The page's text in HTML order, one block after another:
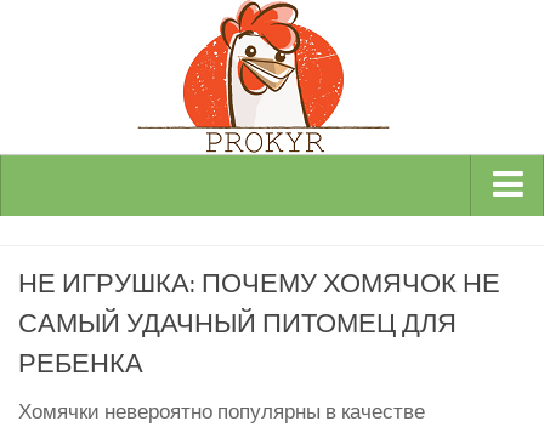
Декоративные
Мясные
НЕ ИГРУШКА: ПОЧЕМУ ХОМЯЧОК НЕ
САМЫЙ УДАЧНЫЙ ПИТОМЕЦ ДЛЯ
РЕБЕНКА
Хомячки невероятно популярны в качестве